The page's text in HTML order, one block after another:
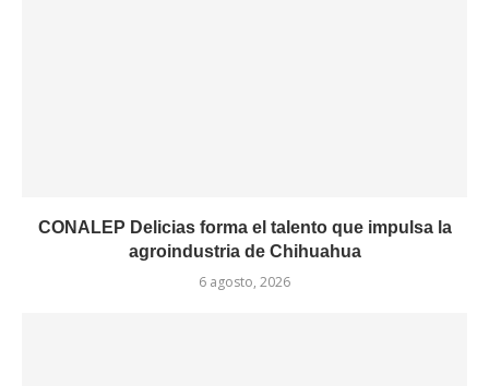
CONALEP Delicias forma el talento que impulsa la
agroindustria de Chihuahua
6 agosto, 2026